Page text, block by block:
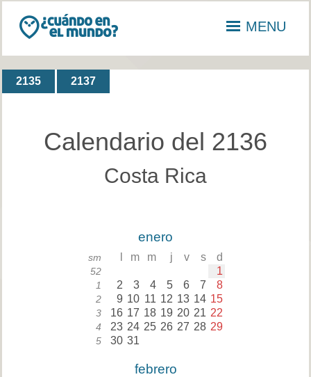
MENU
2135 2137
Calendario del 2136
Costa Rica
enero
sm m m j v s d
52 1
1 2 3 4 5 6 7 8
2 9 10 11 12 13 14 15
3 16 17 18 19 20 21 22
4 23 24 25 26 27 28 29
5 30 31
febrero